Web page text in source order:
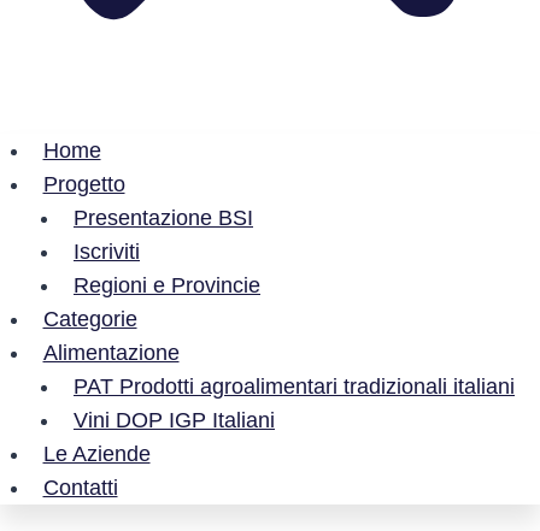
Home
Progetto
Presentazione BSI
Iscriviti
Regioni e Provincie
Categorie
Alimentazione
PAT Prodotti agroalimentari tradizionali italiani
Vini DOP IGP Italiani
Le Aziende
Contatti